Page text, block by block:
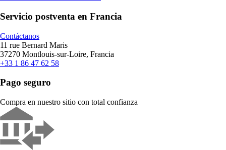
Servicio postventa en Francia
Contáctanos
11 rue Bernard Maris
37270 Montlouis-sur-Loire, Francia
+33 1 86 47 62 58
Pago seguro
Compra en nuestro sitio con total confianza